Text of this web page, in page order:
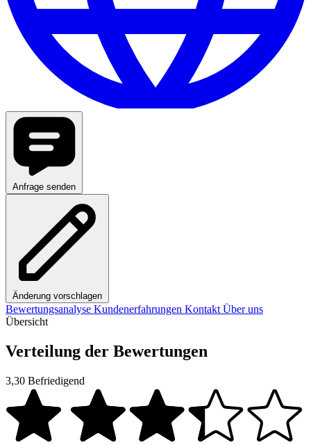
Anfrage senden
Änderung vorschlagen
Bewertungsanalyse Kundenerfahrungen Kontakt Über uns
Übersicht
Verteilung der Bewertungen
3,30 Befriedigend